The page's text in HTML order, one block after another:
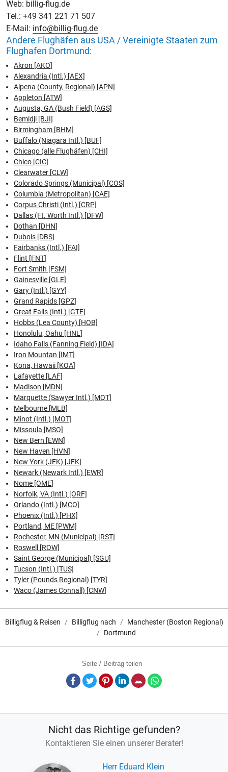
Web: billig-flug.de
Tel.: +49 341 221 71 507
E-Mail: info@billig-flug.de
Andere Flughäfen aus USA / Vereinigte Staaten zum
Flughafen Dortmund:
Akron [AKO]
Alexandria (Intl.) [AEX]
Alpena (County, Regional) [APN]
Appleton [ATW]
Augusta, GA (Bush Field) [AGS]
Bemidji [BJI]
Birmingham [BHM]
Buffalo (Niagara Intl.) [BUF]
Chicago (alle Flughäfen) [CHI]
Chico [CIC]
Clearwater [CLW]
Colorado Springs (Municipal) [COS]
Columbia (Metropolitan) [CAE]
Corpus Christi (Intl.) [CRP]
Dallas (Ft. Worth Intl.) [DFW]
Dothan [DHN]
Dubois [DBS]
Fairbanks (Intl.) [FAI]
Flint [FNT]
Fort Smith [FSM]
Gainesville [GLE]
Gary (Intl.) [GYY]
Grand Rapids [GPZ]
Great Falls (Intl.) [GTF]
Hobbs (Lea County) [HOB]
Honolulu, Oahu [HNL]
Idaho Falls (Fanning Field) [IDA]
Iron Mountan [IMT]
Kona, Hawaii [KOA]
Lafayette [LAF]
Madison [MDN]
Marquette (Sawyer Intl.) [MQT]
Melbourne [MLB]
Minot (Intl.) [MOT]
Missoula [MSO]
New Bern [EWN]
New Haven [HVN]
New York (JFK) [JFK]
Newark (Newark Intl.) [EWR]
Nome [OME]
Norfolk, VA (Intl.) [ORF]
Orlando (Intl.) [MCO]
Phoenix (Intl.) [PHX]
Portland, ME [PWM]
Rochester, MN (Municipal) [RST]
Roswell [ROW]
Saint George (Municipal) [SGU]
Tucson (Intl.) [TUS]
Tyler (Pounds Regional) [TYR]
Waco (James Connall) [CNW]
Billigflug & Reisen Billigflug nach
Manchester (Boston Regional)
Dortmund
Seite / Beitrag teilen
Facebook
TwitterPinterestLinkedInE-Mail
Nicht das Richtige gefunden?
Kontaktieren Sie einen unserer Berater!
Herr Eduard Klein